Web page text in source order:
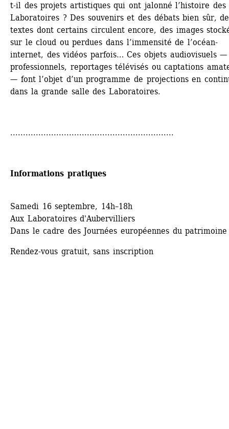
t-il des projets artistiques qui ont jalonné l’histoire des
Laboratoires ? Des souvenirs et des débats bien sûr,
textes dont certains circulent encore, des images
sur le cloud ou perdues dans l’immensité de l’océan-
internet, des vidéos parfois… Ces objets audiovisuels
professionnels, reportages télévisés ou captations
— font l’objet d’un programme de projections en
dans la grande salle des Laboratoires.
................................................................
Informations pratiques
Samedi 16 septembre, 14h–18h
Aux Laboratoires d'Aubervilliers
Dans le cadre des Journées européennes du patrimoine
Rendez-vous gratuit, sans inscription